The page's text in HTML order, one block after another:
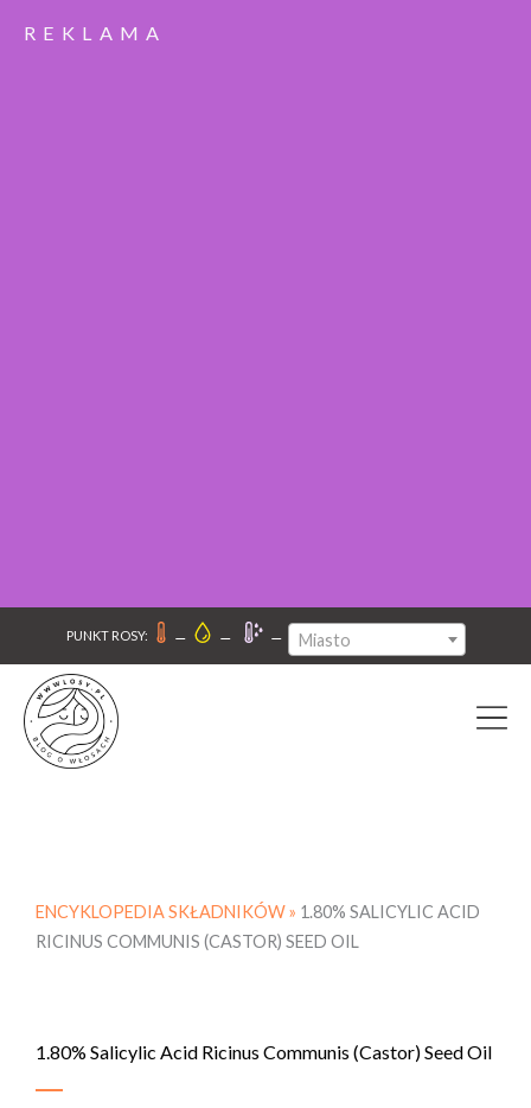
REKLAMA
PUNKT ROSY: – – – Miasto
ENCYKLOPEDIA SKŁADNIKÓW » 1.80% SALICYLIC ACID
RICINUS COMMUNIS (CASTOR) SEED OIL
1.80% Salicylic Acid Ricinus Communis (Castor) Seed Oil